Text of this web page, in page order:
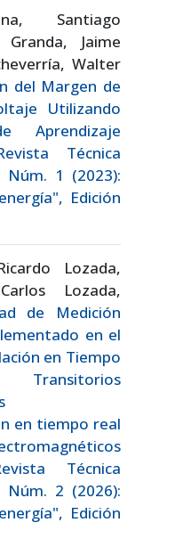
Santiago
Jaime
Walter
del Margen de
Utilizando
Aprendizaje
Técnica
Núm. 1 (2023):
Edición
Lozada,
Lozada,
de Medición
en el
en Tiempo
en tiempo real
Técnica
Núm. 2 (2026):
Edición